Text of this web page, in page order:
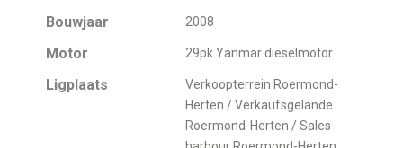
Bouwjaar 2008
Motor 29pk Yanmar dieselmotor
Ligplaats
Verkoopterrein Roermond-
Herten / Verkaufsgelände
Roermond-Herten / Sales